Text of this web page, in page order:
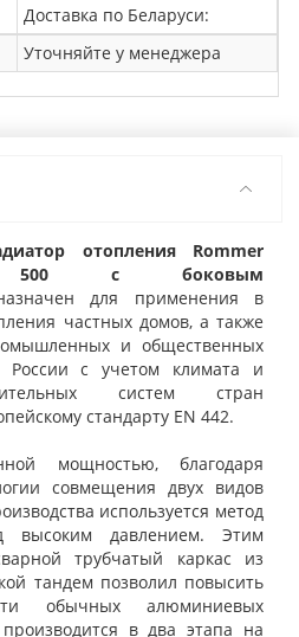
Доставка по Беларуси:
Уточняйте у менеджера
отопления Rommer
с боковым
для применения в
частных домов, а также
и общественных
России с учетом климата и
систем стран
стандарту ЕN 442.
мощностью, благодаря
совмещения двух видов
используется метод
высоким давлением. Этим
трубчатый каркас из
тандем позволил повысить
обычных алюминиевых
в два этапа на